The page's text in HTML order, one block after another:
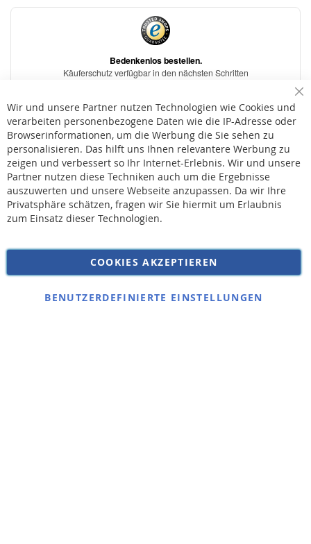
* Bei der Lieferung auf deutsche Inseln wird ein Inselzuschlag von 15,00 € auf die
Versandkosten erhoben.
AGB
Widerruf
Datenschutz
Impressum
Kontakt
Wir und unsere Partner nutzen Technologien wie Cookies und
verarbeiten personenbezogene Daten wie die IP-Adresse oder
Browserinformationen, um die Werbung die Sie sehen zu
personalisieren. Das hilft uns Ihnen relevantere Werbung zu
zeigen und verbessert so Ihr Internet-Erlebnis. Wir und unsere
Partner nutzen diese Techniken auch um die Ergebnisse
auszuwerten und unsere Webseite anzupassen. Da wir Ihre
Privatsphäre schätzen, fragen wir Sie hiermit um Erlaubnis
zum Einsatz dieser Technologien.
COOKIES AKZEPTIEREN
BENUTZERDEFINIERTE EINSTELLUNGEN